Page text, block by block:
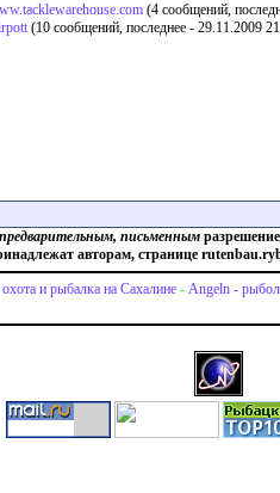
(4 сообщений,
(10 сообщений, последнее - 29.11.2009
предварительным, письменным
авторам, странице
охота и рыбалка на Сахалине - Angeln -